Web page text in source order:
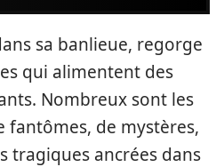
sa banlieue, regorge
qui alimentent des
Nombreux sont les
fantômes, de mystères,
tragiques ancrées dans